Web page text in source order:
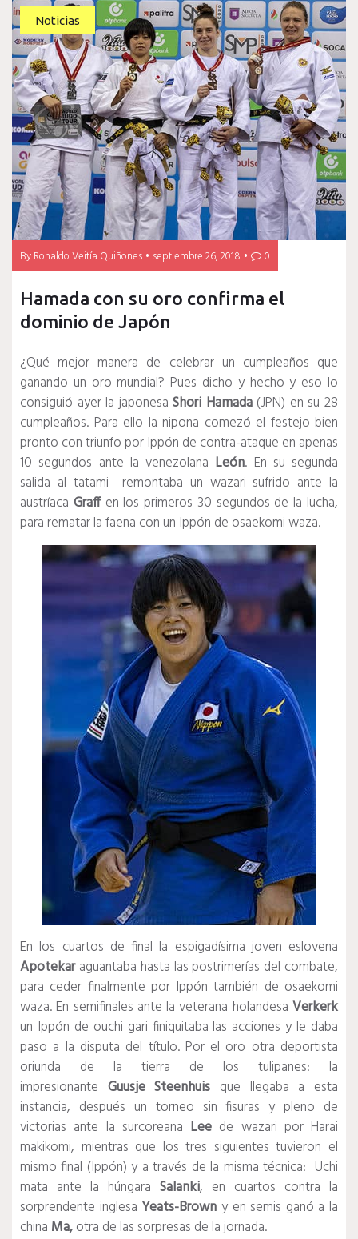
ByRonaldo Veitía Quiñones septiembre 26, 2018 0
Noticias
Hamada con su oro confirma el
dominio de Japón
¿Qué mejor manera de celebrar un cumpleaños que
ganando un oro mundial? Pues dicho y hecho y eso lo
consiguió ayer la japonesaShori Hamada (JPN) en su 28
cumpleaños. Para ello la nipona comezó el festejo bien
pronto con triunfo por Ippón de contra-ataque en apenas
10 segundos ante la venezolana León. En su segunda
salida al tatami remontaba un wazari sufrido ante la
austríaca Graffen los primeros 30 segundos de la lucha,
para rematar la faena con un Ippón de osaekomi waza.
En los cuartos de final la espigadísima joven eslovena
Apotekaraguantaba hasta las postrimerías del combate,
para ceder finalmente por Ippón también de osaekomi
waza. En semifinales ante la veterana holandesa Verkerk
un Ippón de ouchi gari finiquitaba las acciones y le daba
paso a la disputa del título. Por el oro otra deportista
oriunda de la tierra de los tulipanes: la
impresionante Guusje Steenhuis que llegaba a esta
instancia, después un torneo sin fisuras y pleno de
victorias ante la surcoreana Lee de wazari por Harai
makikomi, mientras que los tres siguientes tuvieron el
mismo final (Ippón) y a través de la misma técnica: Uchi
mata ante la húngara Salanki, en cuartos contra la
sorprendente inglesa Yeats-Brown y en semis ganó a la
china Ma,otra de las sorpresas de la jornada.